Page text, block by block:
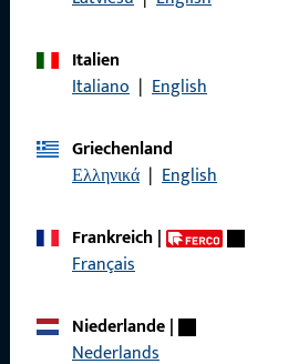
Rufen Sie uns an
Italien
Italiano | English
Griechenland
Ελληνικά | English
Frankreich|
Français
Niederlande|
Nederlands
Allgemeines